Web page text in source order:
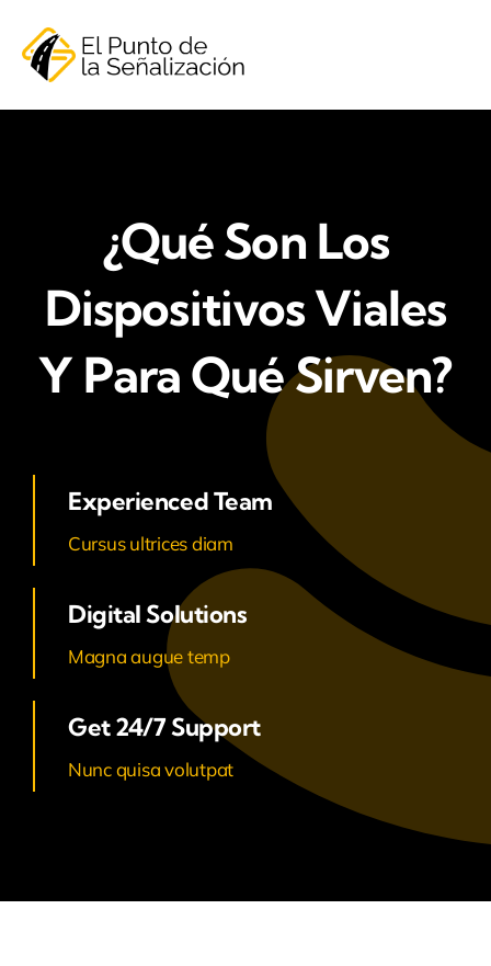
contenido
¿Qué Son Los
Dispositivos Viales
Y Para Qué Sirven?
Experienced Team
Cursus ultrices diam
Digital Solutions
Magna augue temp
Get 24/7 Support
Nunc quisa volutpat